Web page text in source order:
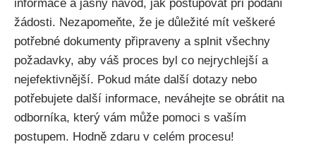
informace a jasný návod, jak postupovat při podání
žádosti. Nezapomeňte, že je důležité mít veškeré
potřebné dokumenty připraveny a splnit všechny
požadavky, aby váš proces byl co nejrychlejší a
nejefektivnější. Pokud máte další dotazy nebo
potřebujete další informace, neváhejte se obrátit na
odborníka, který vám může pomoci s vaším
postupem. Hodně zdaru v celém procesu!